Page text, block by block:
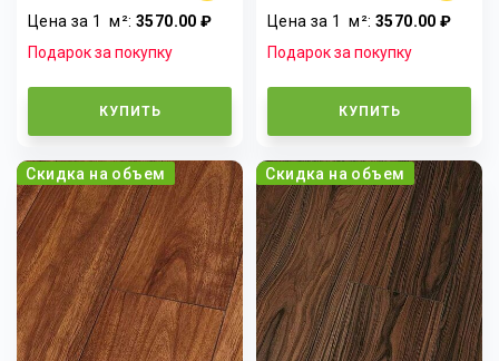
Цена за 1м²:3570.00 ₽
Подарок за покупку
КУПИТЬ
Цена за 1м²:3570.00 ₽
Подарок за покупку
КУПИТЬ
Скидка на объем Скидка на объем